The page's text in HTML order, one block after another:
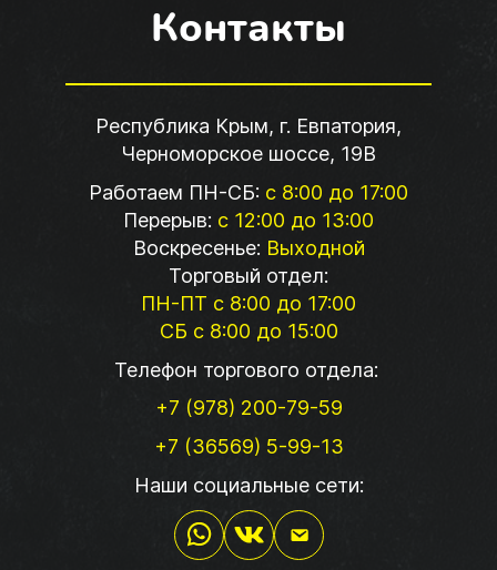
Контакты
Республика Крым, г. Евпатория,
Черноморское шоссе, 19В
Работаем ПН-СБ: с 8:00 до 17:00
Перерыв: с 12:00 до 13:00
Воскресенье: Выходной
Торговый отдел:
ПН-ПТ с 8:00 до 17:00
СБ с 8:00 до 15:00
Телефон торгового отдела:
+7 (978) 200-79-59
+7 (36569) 5-99-13
Наши социальные сети: